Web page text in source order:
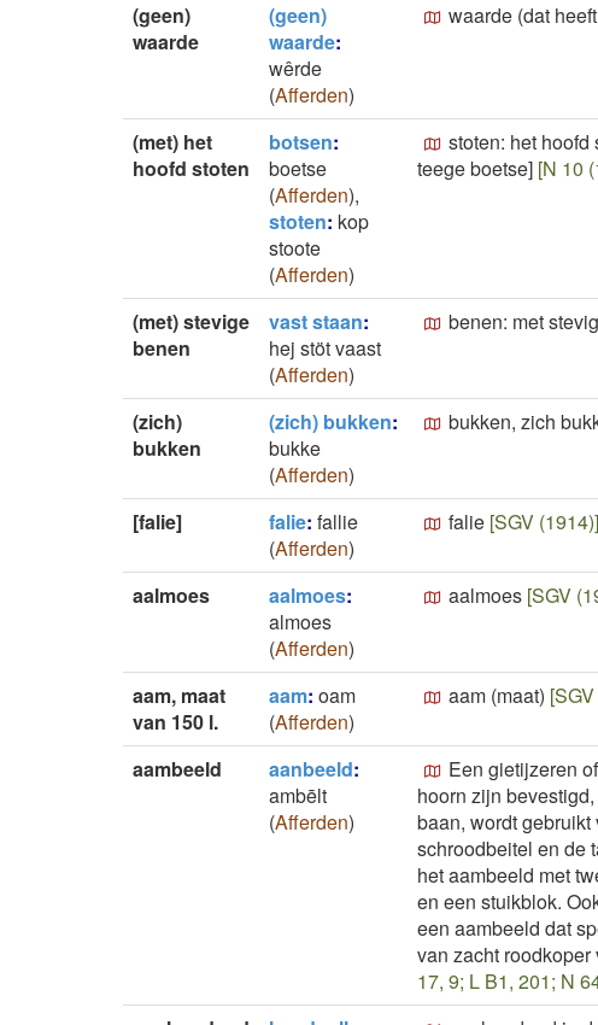
(geen)
waarde
(geen)
waarde:
wêrde
(Afferden)
waarde (dat
(met) het
hoofd stoten
botsen:
boetse
(Afferden),
stoten: kop
stoote
(Afferden)
stoten: het
teege boetse] [N 10
(met) stevige
benen
vast staan:
hej stöt vaast
(Afferden)
benen: met
(zich)
bukken
(zich) bukken:
bukke
(Afferden)
bukken, zich
[falie] falie: fallie
(Afferden)
falie [SGV (1914)]
aalmoes aalmoes:
almoes
(Afferden)
aalmoes [SGV
aam, maat
van 150 l.
aam: oam
(Afferden)
aam (maat)
aambeeld aanbeeld:
ambēlt
(Afferden)
Een gietijzeren
hoorn zijn
baan, wordt
schroodbeitel en de
het aambeeld met
en een stuikblok.
een aambeeld dat
van zacht
17, 9; L B1, 201; N